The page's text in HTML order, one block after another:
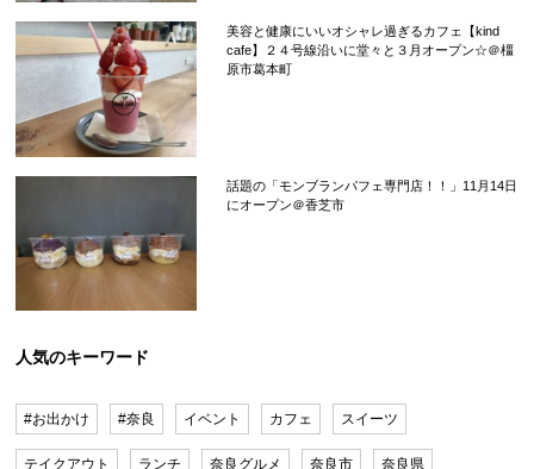
美容と健康にいいオシャレ過ぎるカフェ【kind
cafe】２４号線沿いに堂々と３月オープン☆＠橿
原市葛本町
話題の「モンブランパフェ専門店！！」11月14日
にオープン＠香芝市
人気のキーワード
#お出かけ #奈良 イベント カフェ スイーツ
テイクアウト ランチ 奈良グルメ 奈良市 奈良県